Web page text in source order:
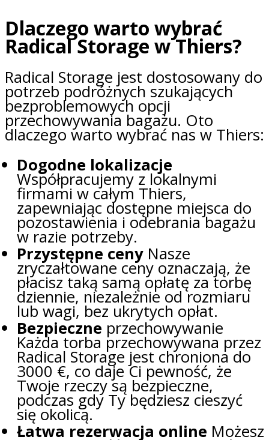
Dlaczego warto wybrać
Radical Storage w Thiers?
Radical Storage jest dostosowany do
potrzeb podróżnych szukających
bezproblemowych opcji
przechowywania bagażu. Oto
dlaczego warto wybrać nas w Thiers:
Dogodne lokalizacje
Współpracujemy z lokalnymi
firmami w całym Thiers,
zapewniając dostępne miejsca do
pozostawienia i odebrania bagażu
w razie potrzeby.
Przystępne ceny Nasze
zryczałtowane ceny oznaczają, że
płacisz taką samą opłatę za torbę
dziennie, niezależnie od rozmiaru
lub wagi, bez ukrytych opłat.
Bezpieczne przechowywanie
Każda torba przechowywana przez
Radical Storage jest chroniona do
3000 €, co daje Ci pewność, że
Twoje rzeczy są bezpieczne,
podczas gdy Ty będziesz cieszyć
się okolicą.
Łatwa rezerwacja online Możesz